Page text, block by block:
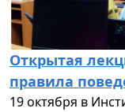
Открытая
правила
19 октября в